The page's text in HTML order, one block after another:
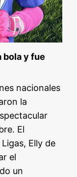
bola y fue
nacionales
la
El
Elly de
el
un